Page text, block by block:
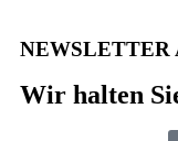
NEWSLETTER
Wir halten